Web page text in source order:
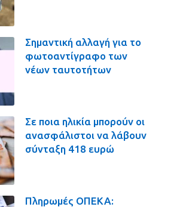
Σημαντική αλλαγή για το
φωτοαντίγραφο των
νέων ταυτοτήτων
Σε ποια ηλικία μπορούν οι
ανασφάλιστοι να λάβουν
σύνταξη 418 ευρώ
Πληρωμές ΟΠΕΚΑ: